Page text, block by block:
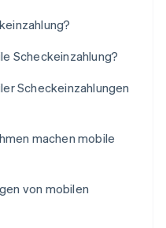
Scheckeinzahlung?
Scheckeinzahlungen
machen mobile
von mobilen